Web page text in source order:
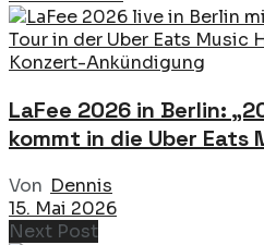
Konzert-Ankündigung
LaFee 2026 in Berlin:
kommt in die Uber Eats
Von Dennis
15. Mai 2026
Next Post